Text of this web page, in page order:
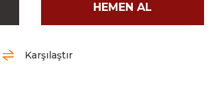
HEMEN AL
Karşılaştır